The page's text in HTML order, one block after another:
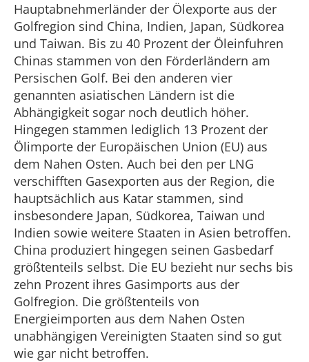
Hauptabnehmerländer der Ölexporte aus der
Golfregion sind China, Indien, Japan, Südkorea
und Taiwan. Bis zu 40 Prozent der Öleinfuhren
Chinas stammen von den Förderländern am
Persischen Golf. Bei den anderen vier
genannten asiatischen Ländern ist die
Abhängigkeit sogar noch deutlich höher.
Hingegen stammen lediglich 13 Prozent der
Ölimporte der Europäischen Union (EU) aus
dem Nahen Osten. Auch bei den per LNG
verschifften Gasexporten aus der Region, die
hauptsächlich aus Katar stammen, sind
insbesondere Japan, Südkorea, Taiwan und
Indien sowie weitere Staaten in Asien betroffen.
China produziert hingegen seinen Gasbedarf
größtenteils selbst. Die EU bezieht nur sechs bis
zehn Prozent ihres Gasimports aus der
Golfregion. Die größtenteils von
Energieimporten aus dem Nahen Osten
unabhängigen Vereinigten Staaten sind so gut
wie gar nicht betroffen.